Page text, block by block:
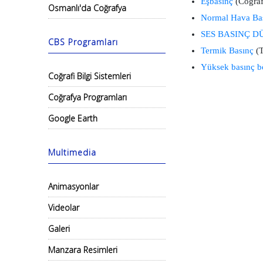
Osmanlı'da Coğrafya
CBS Programları
Coğrafi Bilgi Sistemleri
Coğrafya Programları
Google Earth
Multimedia
Animasyonlar
Videolar
Galeri
Manzara Resimleri
Normal Hava
SES BASINÇ
Termik Basınç
Yüksek basınç